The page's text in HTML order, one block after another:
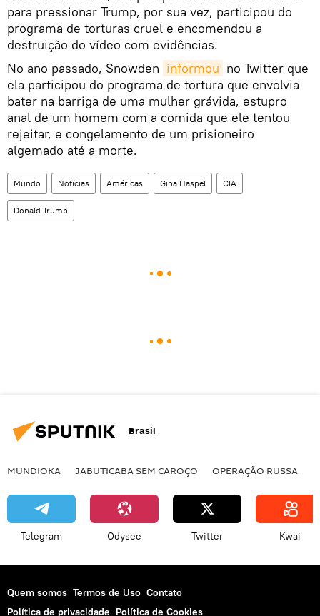
para pressionar Trump, por sua vez, participou do
programa de torturas cruel e encomendou a
destruição do vídeo com evidências.
No ano passado, Snowden informou no Twitter que
ela participou do programa de tortura que envolvia
bater na barriga de uma mulher grávida, estupro
anal de um homem com a comida que ele tentou
rejeitar, e congelamento de um prisioneiro
algemado até a morte.
Mundo Notícias Américas Gina Haspel CIA
Donald Trump
Brasil
MUNDIOKA JABUTICABA SEM CAROÇO OPERAÇÃO RUSSA
Telegram Odysee Twitter Kwai
Quem somos Termos de Uso Contato
Política de privacidade Política de Cookies